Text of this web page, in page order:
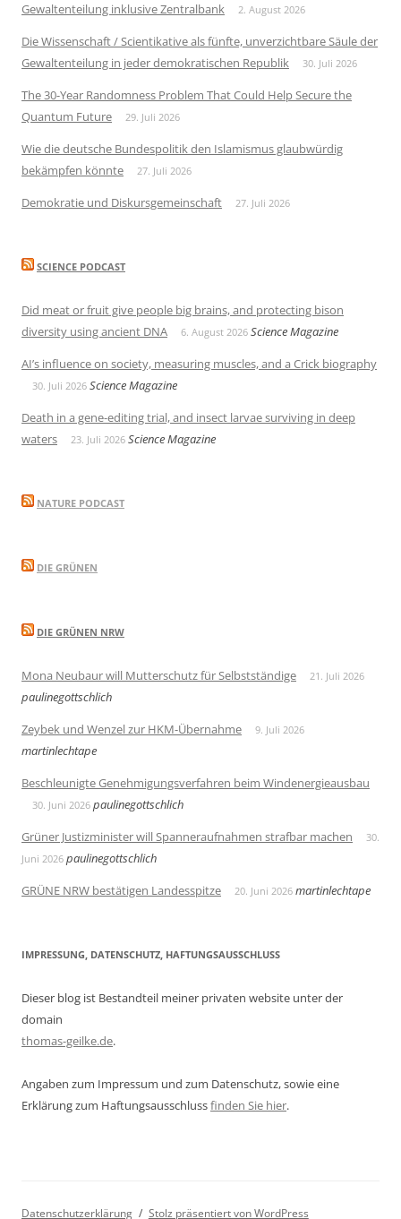
Gewaltenteilung inklusive Zentralbank
2. August 2026
Die Wissenschaft / Scientikative als fünfte, unverzichtbare Säule der
Gewaltenteilung in jeder demokratischen Republik
30. Juli 2026
The 30-Year Randomness Problem That Could Help Secure the
Quantum Future
29. Juli 2026
Wie die deutsche Bundespolitik den Islamismus glaubwürdig
bekämpfen könnte
27. Juli 2026
Demokratie und Diskursgemeinschaft 27. Juli 2026
SCIENCE PODCAST
Did meat or fruit give people big brains, and protecting bison
diversity using ancient DNA
6. August 2026 Science Magazine
AI’s influence on society, measuring muscles, and a Crick biography
30. Juli 2026 Science Magazine
Death in a gene-editing trial, and insect larvae surviving in deep
waters
23. Juli 2026 Science Magazine
NATURE PODCAST
DIE GRÜNEN
DIE GRÜNEN NRW
Mona Neubaur will Mutterschutz für Selbstständige 21. Juli 2026
paulinegottschlich
Zeybek und Wenzel zur HKM-Übernahme
9. Juli 2026
martinlechtape
Beschleunigte Genehmigungsverfahren beim Windenergieausbau
30. Juni 2026 paulinegottschlich
Grüner Justizminister will Spanneraufnahmen strafbar machen
30.
Juni 2026 paulinegottschlich
GRÜNE NRW bestätigen Landesspitze
20. Juni 2026 martinlechtape
IMPRESSUNG, DATENSCHUTZ, HAFTUNGSAUSSCHLUSS
Dieser blog ist Bestandteil meiner privaten website unter der
domain
thomas-geilke.de.
Angaben zum Impressum und zum Datenschutz, sowie eine
Erklärung zum Haftungsausschlussfinden Sie hier.
Datenschutzerklärung Stolz präsentiert von WordPress